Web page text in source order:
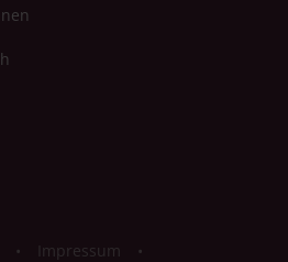
Impressum